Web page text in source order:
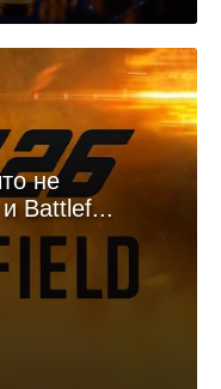
не
Battlef...